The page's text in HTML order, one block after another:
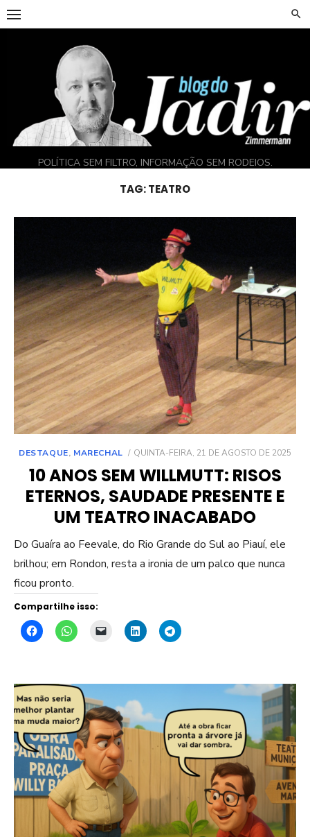
Skip
to
POLÍTICA SEM FILTRO, INFORMAÇÃO SEM RODEIOS.
TAG:TEATRO
DESTAQUE, MARECHAL
POSTED
QUINTA-FEIRA, 21 DE AGOSTO DE 2025
10 ANOS SEM WILLMUTT: RISOS
ETERNOS, SAUDADE PRESENTE E
UM TEATRO INACABADO
Do Guaíra ao Feevale, do Rio Grande do Sul ao Piauí, ele
brilhou; em Rondon, resta a ironia de um palco que nunca
ficou pronto.
Compartilhe isso: